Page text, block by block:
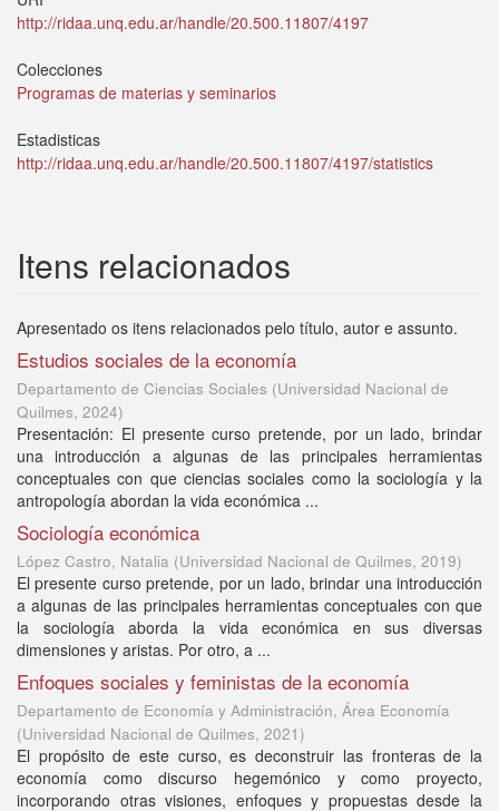
http://ridaa.unq.edu.ar/handle/20.500.11807/4197
Colecciones
Programas de materias y seminarios
Estadisticas
http://ridaa.unq.edu.ar/handle/20.500.11807/4197/statistics
Itens relacionados
Apresentado os itens relacionados pelo título, autor e assunto.
Estudios sociales de la economía
Departamento de Ciencias Sociales (Universidad Nacional de
Quilmes, 2024)
Presentación: El presente curso pretende, por un lado, brindar
una introducción a algunas de las principales herramientas
conceptuales con que ciencias sociales como la sociología y la
antropología abordan la vida económica ...
Sociología económica
López Castro, Natalia (Universidad Nacional de Quilmes, 2019)
El presente curso pretende, por un lado, brindar una introducción
a algunas de las principales herramientas conceptuales con que
la sociología aborda la vida económica en sus diversas
dimensiones y aristas. Por otro, a ...
Enfoques sociales y feministas de la economía
Departamento de Economía y Administración, Área Economía
(Universidad Nacional de Quilmes, 2021)
El propósito de este curso, es deconstruir las fronteras de la
economía como discurso hegemónico y como proyecto,
incorporando otras visiones, enfoques y propuestas desde la